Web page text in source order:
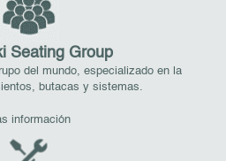
Seating Group
del mundo, especializado en la
butacas y sistemas.
información